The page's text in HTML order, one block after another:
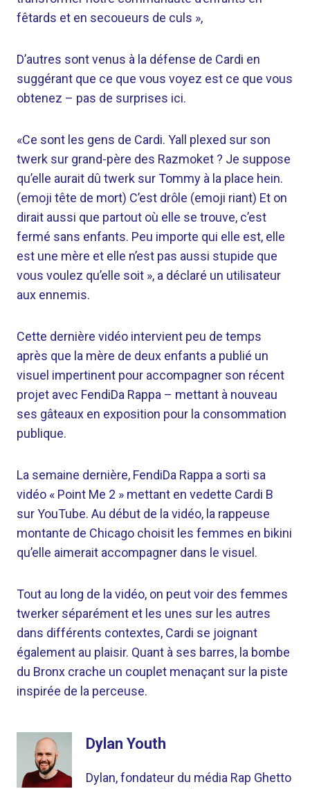
fêtards et en secoueurs de culs »,
D’autres sont venus à la défense de Cardi en
suggérant que ce que vous voyez est ce que vous
obtenez – pas de surprises ici.
«Ce sont les gens de Cardi. Yall plexed sur son
twerk sur grand-père des Razmoket ? Je suppose
qu’elle aurait dû twerk sur Tommy à la place hein.
(emoji tête de mort) C’est drôle (emoji riant) Et on
dirait aussi que partout où elle se trouve, c’est
fermé sans enfants. Peu importe qui elle est, elle
est une mère et elle n’est pas aussi stupide que
vous voulez qu’elle soit », a déclaré un utilisateur
aux ennemis.
Cette dernière vidéo intervient peu de temps
après que la mère de deux enfants a publié un
visuel impertinent pour accompagner son récent
projet avec FendiDa Rappa – mettant à nouveau
ses gâteaux en exposition pour la consommation
publique.
La semaine dernière, FendiDa Rappa a sorti sa
vidéo « Point Me 2 » mettant en vedette Cardi B
sur YouTube. Au début de la vidéo, la rappeuse
montante de Chicago choisit les femmes en bikini
qu’elle aimerait accompagner dans le visuel.
Tout au long de la vidéo, on peut voir des femmes
twerker séparément et les unes sur les autres
dans différents contextes, Cardi se joignant
également au plaisir. Quant à ses barres, la bombe
du Bronx crache un couplet menaçant sur la piste
inspirée de la perceuse.
Dylan Youth
Dylan, fondateur du média Rap Ghetto